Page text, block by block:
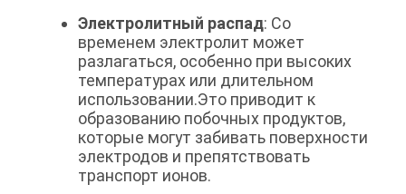
Электролитный распад: Со
временем электролит может
разлагаться, особенно при высоких
температурах или длительном
использовании.Это приводит к
образованию побочных продуктов,
которые могут забивать поверхности
электродов и препятствовать
транспорт ионов.